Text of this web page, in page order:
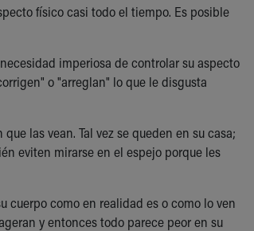
físico casi todo el tiempo. Es posible
imperiosa de controlar su aspecto
o "arreglan" lo que le disgusta
las vean. Tal vez se queden en su casa;
eviten mirarse en el espejo porque les
cuerpo como en realidad es o como lo ven
y entonces todo parece peor en su